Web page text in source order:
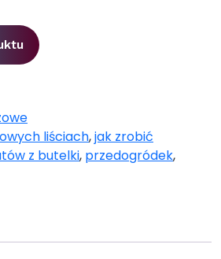
liściach,jak zrobić
z butelki, przedogródek,